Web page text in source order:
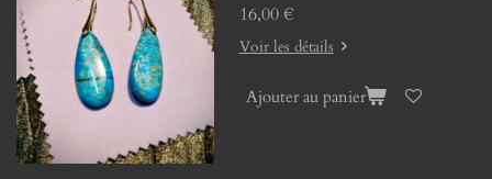
16,00 €
Voir les détails
Ajouter au panier